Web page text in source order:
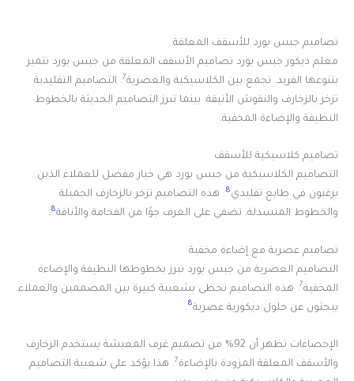
تصاميم جبس بورد للأسقف المعلقة
معلم ديكور جبس بورد تصاميم الأسقف المعلقة من جبس بورد تتميز
بتنوعها الفريد. تجمع بين الكلاسيكية والعصرية7. التصاميم التقليدية
تزخر بالزخارف والنقوش الأنيقة. بينما تبرز التصاميم الحديثة بالخطوط
النظيفة والإضاءة المخفية.
تصاميم كلاسيكية للأسقف
التصاميم الكلاسيكية من جبس بورد هي خيار مفضل للعملاء الذين
يرغبون في طابع تقليدي8. هذه التصاميم تزخر بالزخارف الجميلة
والخطوط المنسدلة. تضفي على الغرف جوًا من الفخامة والأناقة8
.
تصاميم عصرية مع إضاءة مخفية
التصاميم العصرية من جبس بورد تبرز بخطوطها النظيفة والإضاءة
المخفية7. هذه التصاميم تحظى بشعبية كبيرة بين المصممين والعملاء.
يبحثون عن حلول ديكورية عصرية8
.
الإحصاءات تظهر أن 92% من تصميم غرف المعيشة يستخدم الزخارف
والأسقف المعلقة المزودة بالإضاءة7. هذا يؤكد على شعبية التصاميم